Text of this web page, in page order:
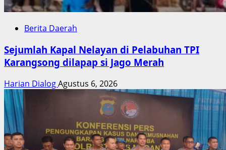
Berita Daerah
Sejumlah Kapal Nelayan di Pelabuhan TPI
Karangsong dilapap si Jago Merah
Harian DialogAgustus 6, 2026